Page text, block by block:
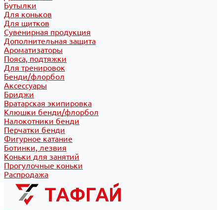
Бутылки
Для коньков
Для щитков
Сувенирная продукция
Дополнительная защита
Ароматизаторы
Пояса, подтяжки
Для тренировок
Бенди/флорбол
Аксессуары
Бриджи
Вратарская экипировка
Клюшки бенди/флорбол
Налокотники бенди
Перчатки бенди
Фигурное катание
Ботинки, лезвия
Коньки для занятий
Прогулочные коньки
Распродажа